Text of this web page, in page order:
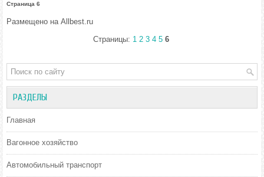
Страница 6
Размещено на Allbest.ru
Страницы: 1 2 3 4 5 6
РАЗДЕЛЫ
Главная
Вагонное хозяйство
Автомобильный транспорт